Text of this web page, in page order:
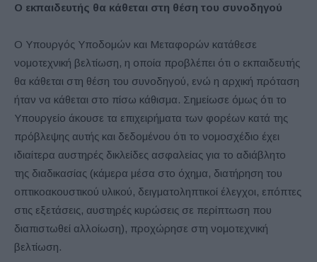
Ο εκπαιδευτής θα κάθεται στη θέση του συνοδηγού
Ο Υπουργός Υποδομών και Μεταφορών κατάθεσε
νομοτεχνική βελτίωση, η οποία προβλέπει ότι ο εκπαιδευτής
θα κάθεται στη θέση του συνοδηγού, ενώ η αρχική πρόταση
ήταν να κάθεται στο πίσω κάθισμα. Σημείωσε όμως ότι το
Υπουργείο άκουσε τα επιχειρήματα των φορέων κατά της
πρόβλεψης αυτής και δεδομένου ότι το νομοσχέδιο έχει
ιδιαίτερα αυστηρές δικλείδες ασφαλείας για το αδιάβλητο
της διαδικασίας (κάμερα μέσα στο όχημα, διατήρηση του
οπτικοακουστικού υλικού, δειγματοληπτικοί έλεγχοι, επόπτες
στις εξετάσεις, αυστηρές κυρώσεις σε περίπτωση που
διαπιστωθεί αλλοίωση), προχώρησε στη νομοτεχνική
βελτίωση.